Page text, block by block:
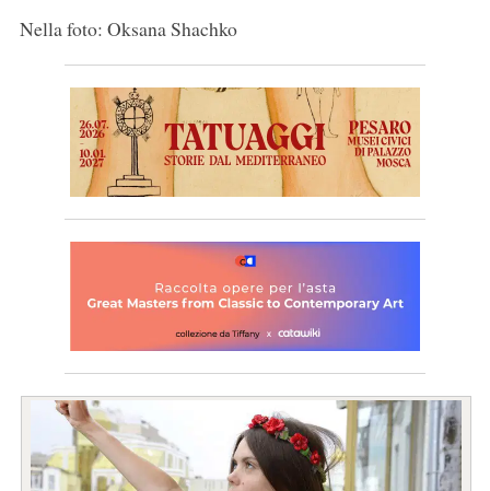
Nella foto: Oksana Shachko